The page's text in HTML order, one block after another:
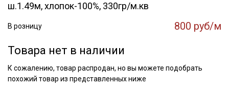
ш.1.49м, хлопок-100%, 330гр/м.кв
В розницу 800 руб/м
Товара нет в наличии
К сожалению, товар распродан, но вы можете подобрать
похожий товар из представленных ниже